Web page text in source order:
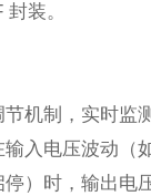
装。
机制，实时监
入电压波动（
）时，输出电